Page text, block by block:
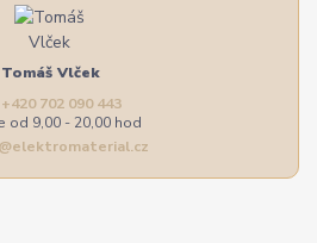
Tomáš Vlček
+420 702 090 443
od 9,00 - 20,00 hod